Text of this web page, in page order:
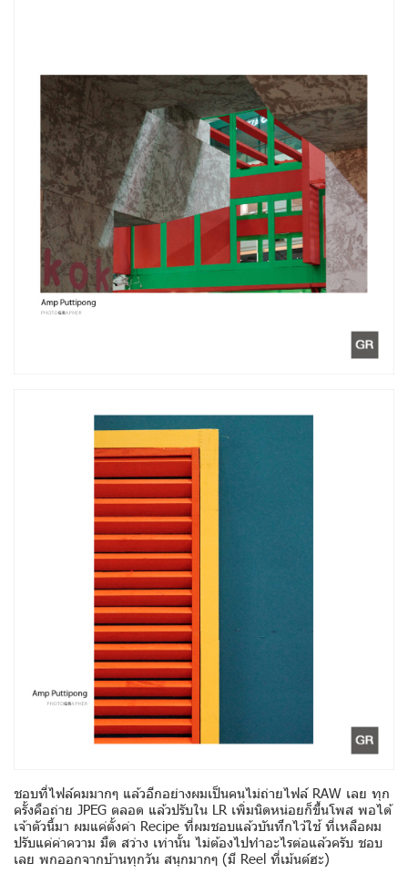
ชอบที่ไฟล์คมมากๆ แล้วอีกอย่างผมเป็นคนไม่ถ่ายไฟล์ RAW เลย ทุก
ครั้งคือถ่าย JPEG ตลอด แล้วปรับใน LR เพิ่มนิดหน่อยก็ขึ้นโพส พอได้
เจ้าตัวนี้มา ผมแค่ตั้งค่า Recipe ที่ผมชอบแล้วบันทึกไว้ใช้ ที่เหลือผม
ปรับแค่ค่าความ มืด สว่าง เท่านั้น ไม่ต้องไปทำอะไรต่อแล้วครับ ชอบ
เลย พกออกจากบ้านทุกวัน สนุกมากๆ (มี Reel ที่เม้นต์ฮะ)